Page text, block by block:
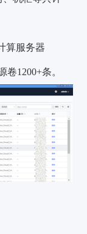
算服务器
卷1200+条。